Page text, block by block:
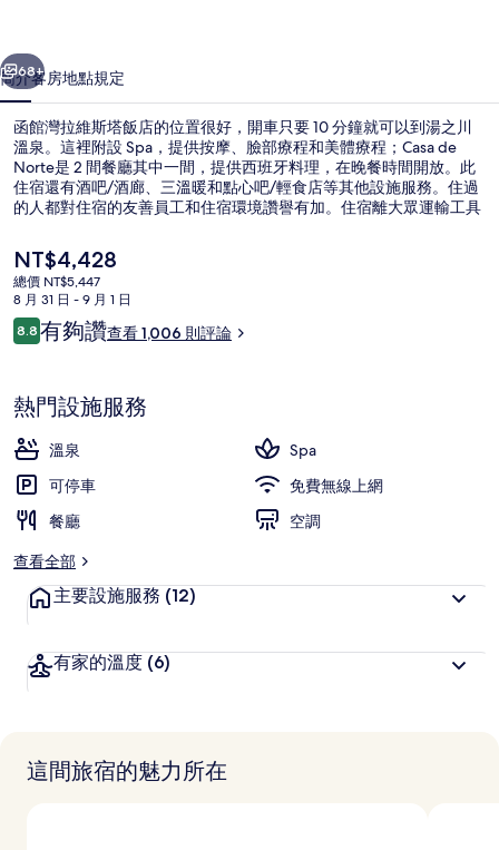
飯
店
的
相
片
集
個 下一個
68+
簡介客房地點規定
函館灣拉維斯塔飯店的位置很好，開車只要 10 分鐘就可以到湯之川
溫泉。這裡附設 Spa，提供按摩、臉部療程和美體療程；Casa de
Norte是 2 間餐廳其中一間，提供西班牙料理，在晚餐時間開放。此
住宿還有酒吧/酒廊、三溫暖和點心吧/輕食店等其他設施服務。住過
的人都對住宿的友善員工和住宿環境讚譽有加。住宿離大眾運輸工具
目
前
的
價
格
NT$4,428
總價 NT$5,447
8 月 31 日 - 9 月 1 日
評
論
8.88.8 分，滿分 10 分，
有夠讚查看 1,006 則評論
熱門設施服務
溫泉
Spa
可停車
免費無線上網
餐廳
空調
查看全部
主要設施服務 (12)
有家的溫度 (6)
這間旅宿的魅力所在